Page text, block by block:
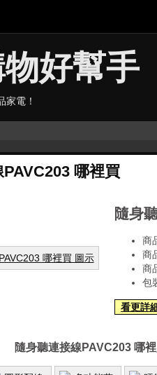
好幫手
家電！
哪裡買
隨身
商
商
商
包
看更詳
隨身聽連接線PAVC203 哪